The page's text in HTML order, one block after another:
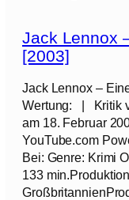
Jack Lennox
[2003]
Jack Lennox –
Wertung: | Kritik
am 18. Februar
YouTube.com
Bei: Genre: Krimi
133